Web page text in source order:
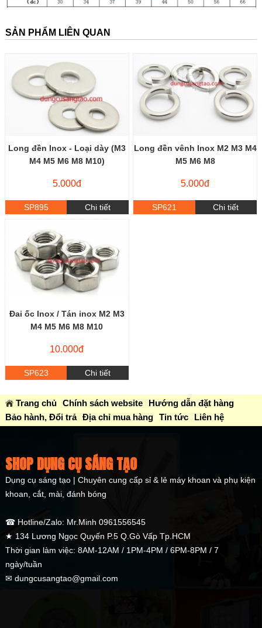
SẢN PHẨM LIÊN QUAN
Long đền Inox - Loại dày (M3
M4 M5 M6 M8 M10)
5.000đ
SP895 Chi tiết
Long đền vênh Inox M2 M3 M4
M5 M6 M8
5.000đ
SP621 Chi tiết
Đai ốc Inox / Tán inox M2 M3
M4 M5 M6 M8 M10
10.000đ
SP623 Chi tiết
Trang chủ Chính sách website
Hướng dẫn đặt hàng
Bảo hành, Đổi trả Địa chỉ mua hàng Tin tức Liên hệ
SHOP DỤNG CỤ SÁNG TẠO
Dụng cụ sáng tạo | Chuyên cung cấp sỉ & lẻ máy khoan và phụ kiện
khoan, cắt, mài, đánh bóng
☎ Hotline/Zalo: Mr.Minh 0961556545
★ 134 Lương Ngọc Quyến P.5 Q.Gò Vấp Tp.HCM
Thời gian làm việc: 8AM-12AM / 1PM-4PM / 6PM-8PM / 7
ngày/tuần
✉ dungcusangtao@gmail.com